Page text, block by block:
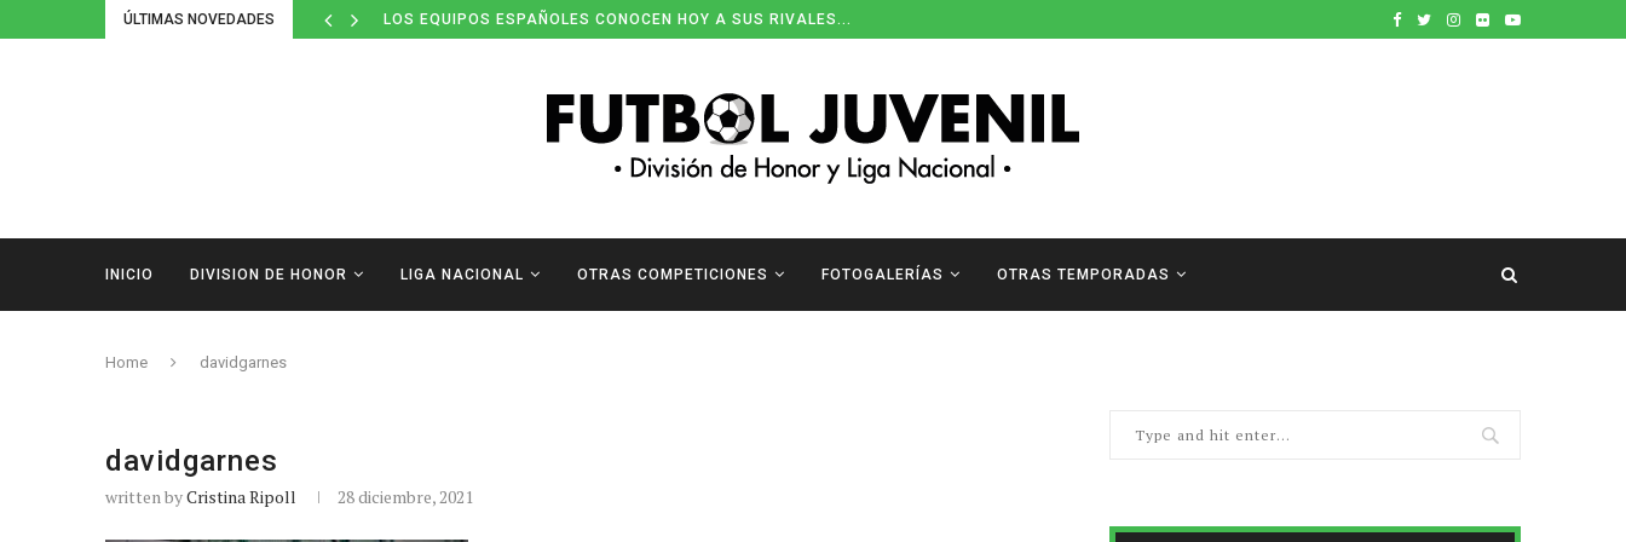
ÚLTIMAS NOVEDADES LOS EQUIPOS ESPAÑOLES CONOCEN HOY A SUS RIVALES...
INICIO DIVISION DE HONOR LIGA NACIONAL OTRAS COMPETICIONES FOTOGALERÍAS OTRAS TEMPORADAS
Home davidgarnes
davidgarnes
written byCristina Ripoll 28 diciembre, 2021